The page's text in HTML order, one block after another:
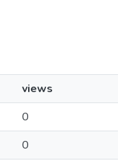
views
0
0